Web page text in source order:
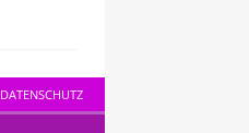
DATENSCHUTZ